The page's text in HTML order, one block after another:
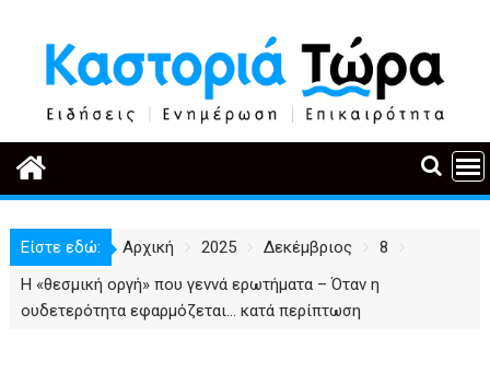
περιεχόμενο
Είστε εδώ: Αρχική 2025 Δεκέμβριος
8
Η «θεσμική οργή» που γεννά ερωτήματα – Όταν η
ουδετερότητα εφαρμόζεται… κατά περίπτωση